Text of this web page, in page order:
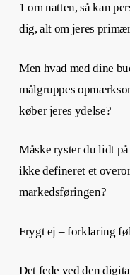
1 om natten, så kan
dig, alt om jeres
Men hvad med dine
målgruppes
køber jeres ydelse?
Måske ryster du lidt
ikke defineret et
markedsføringen?
Frygt ej – forklaring
Det fede ved den